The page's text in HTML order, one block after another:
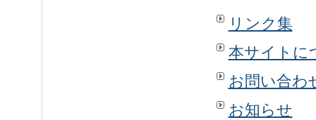
リンク集
本サイトに
お問い合わ
お知らせ